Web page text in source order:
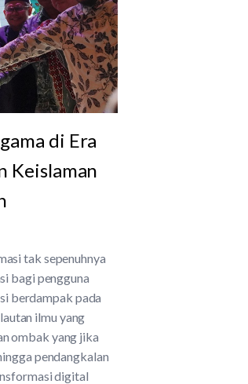
di Era
Keislaman
tak sepenuhnya
bagi pengguna
berdampak pada
ilmu yang
ombak yang jika
pendangkalan
digital